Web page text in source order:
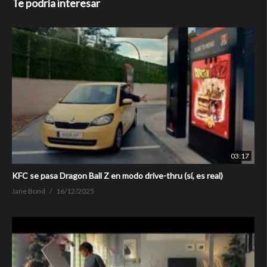
Te podría interesar
03:17
KFC se pasa Dragon Ball Z en modo drive-thru (sí, es real)
Jane Bond 16/12/2025